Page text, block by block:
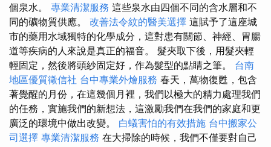
個泉水。 專業清潔服務 這些泉水由四個不同的含水層和不
同的礦物質供應。 改善法令紋的醫美選擇 這賦予了這座城
市的藥用水域獨特的化學成分，這對患有關節、神經、胃腸
道等疾病的人來說是真正的福音。 髮夾取下後，用髮夾輕
輕固定，然後將頭紗固定好，作為髮型的點睛之筆。 台南
地區優質徵信社 台中專業外燴服務 春天，萬物復甦，包含
著覺醒的月份，在這幾個月裡，我們以極大的精力處理我們
的任務，實施我們的新想法，這激勵我們在我們的家庭和更
廣泛的環境中做出改變。 白蟻害怕的有效措施 台中搬家公
司選擇 專業清潔服務 在大掃除的時候，我們不僅要對自己